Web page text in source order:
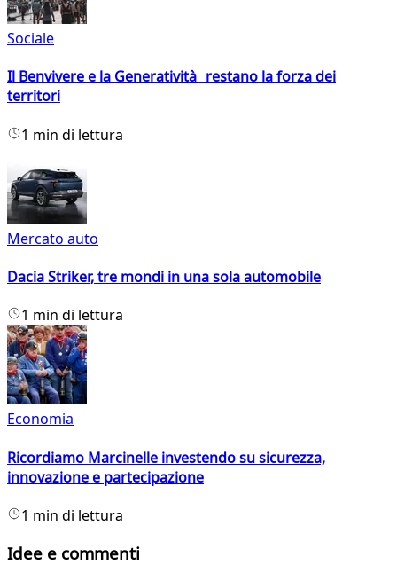
Sociale
Il Benvivere e la Generatività restano la forza dei
territori
1 min di lettura
Mercato auto
Dacia Striker, tre mondi in una sola automobile
1 min di lettura
Economia
Ricordiamo Marcinelle investendo su sicurezza,
innovazione e partecipazione
1 min di lettura
Idee e commenti